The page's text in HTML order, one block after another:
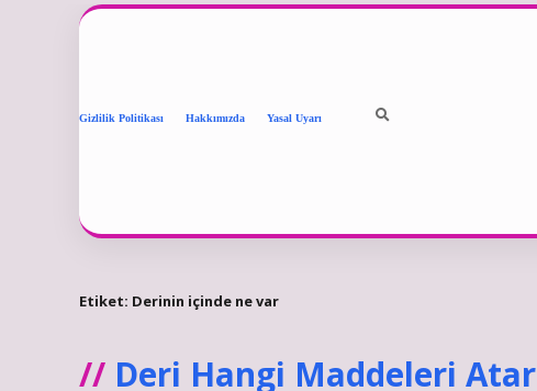
Gizlilik Politikası Hakkımızda Yasal Uyarı
Etiket: Derinin içinde ne var
Deri Hangi Maddeleri Atar